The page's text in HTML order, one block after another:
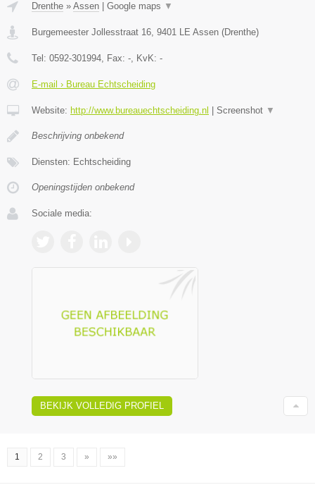
Drenthe » Assen Google maps ▼
Burgemeester Jollesstraat 16, 9401 LE Assen (Drenthe)
Tel: 0592-301994, Fax: -, KvK: -
E-mail › Bureau Echtscheiding
Website: http://www.bureauechtscheiding.nl Screenshot ▼
Beschrijving onbekend
Diensten: Echtscheiding
Openingstijden onbekend
Sociale media:
BEKIJK VOLLEDIG PROFIEL
1 2 3 » »»